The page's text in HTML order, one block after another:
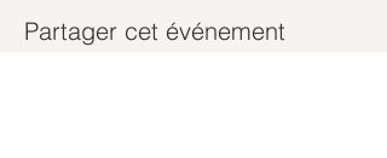
Partager cet événement